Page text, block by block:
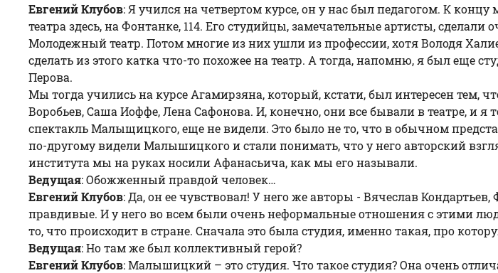
Евгений Клубов: Я учился на четвертом курсе, он у нас был педагогом. К
театра здесь, на Фонтанке, 114. Его студийцы, замечательные артисты,
Молодежный театр. Потом многие из них ушли из профессии, хотя Володя
сделать из этого катка что-то похожее на театр. А тогда, напомню, я был еще
Перова.
Мы тогда учились на курсе Агамирзяна, который, кстати, был интересен тем,
Воробьев, Саша Иоффе, Лена Сафонова. И, конечно, они все бывали в театре, и
спектакль Малыщицкого, еще не видели. Это было не то, что в обычном
по-другому видели Малышицкого и стали понимать, что у него авторский
института мы на руках носили Афанасьича, как мы его называли.
Ведущая: Обожженный правдой человек…
Евгений Клубов: Да, он ее чувствовал! У него же авторы - Вячеслав
правдивые. И у него во всем были очень неформальные отношения с этими
то, что происходит в стране. Сначала это была студия, именно такая, про
Ведущая: Но там же был коллективный герой?
Евгений Клубов: Малышицкий – это студия. Что такое студия? Она очень